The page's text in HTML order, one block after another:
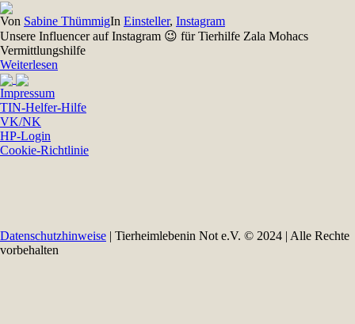
Von Sabine ThümmigIn Einsteller, Instagram
Unsere Influencer auf Instagram 😉 für Tierhilfe Zala Mohacs
Vermittlungshilfe
Weiterlesen
Impressum
TIN-Helfer-Hilfe
VK/NK
HP-Login
Cookie-Richtlinie
Datenschutzhinweise | Tierheimlebenin Not e.V. © 2024 | Alle Rechte
vorbehalten